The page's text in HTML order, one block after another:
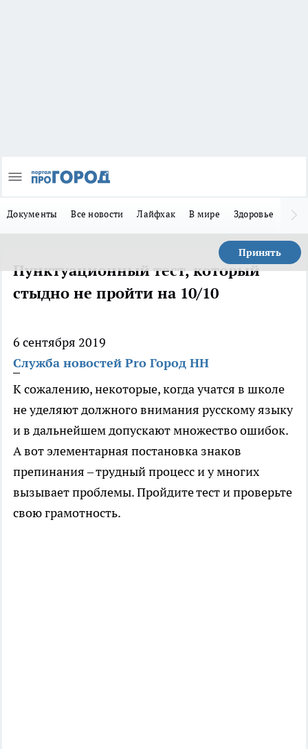
Документы Все новости Лайфхак В мире Здоровье
Принять
Пунктуационный тест, который
стыдно не пройти на 10/10
6 сентября 2019
Служба новостей Pro Город НН
К сожалению, некоторые, когда учатся в школе
не уделяют должного внимания русскому языку
и в дальнейшем допускают множество ошибок.
А вот элементарная постановка знаков
препинания – трудный процесс и у многих
вызывает проблемы. Пройдите тест и проверьте
свою грамотность.